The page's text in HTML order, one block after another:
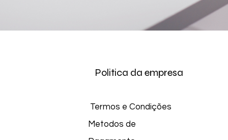
Politica da empresa
Termos e Condições
Metodos de